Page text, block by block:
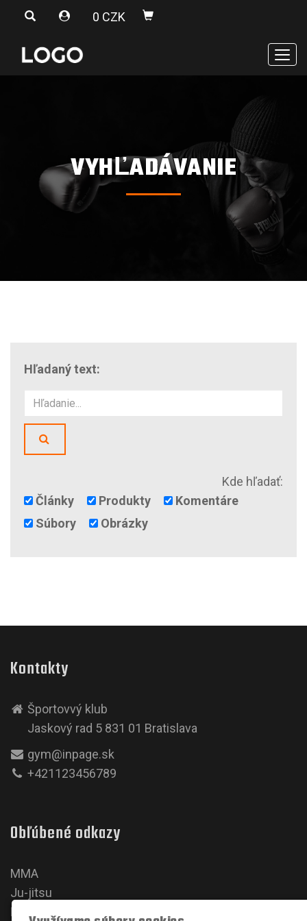
0 CZK
VYHĽADÁVANIE
Hľadaný text:
Kde hľadať:
Články
Produkty
Komentáre
Súbory
Obrázky
Kontakty
Športovvý klub
Jaskový rad 5 831 01 Bratislava
gym@inpage.sk
+421123456789
Obľúbené odkazy
MMA
Ju-jitsu
Karate